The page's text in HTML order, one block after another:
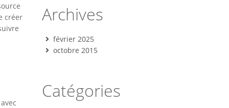
créer
Archives
février 2025
octobre 2015
Catégories